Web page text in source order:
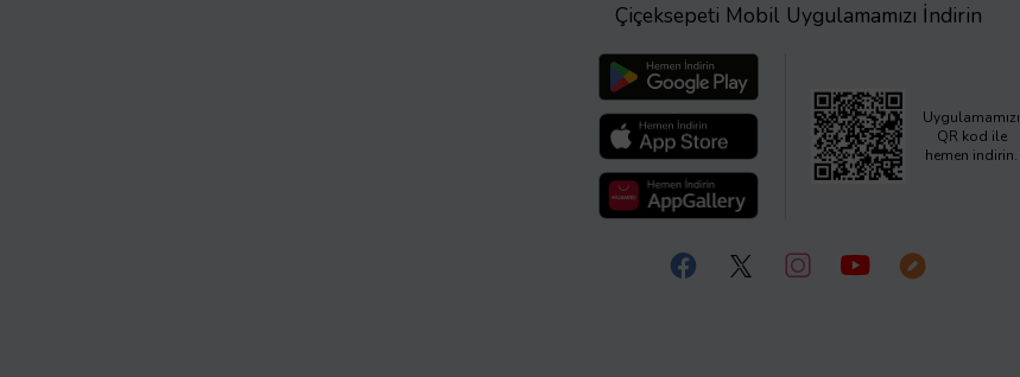
Çiçeksepeti Mobil Uygulamamızı İndirin
Uygulamamızı
QR kod ile
hemen indirin.